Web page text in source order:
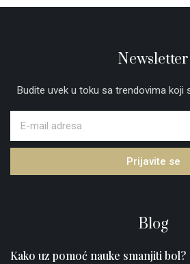
Newsletter
Budite uvek u toku sa trendovima koji
Prijavite se
Blog
Kako uz pomoć nauke smanjiti bol?